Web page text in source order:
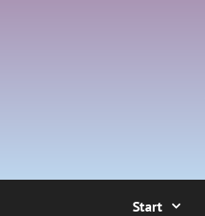
Start